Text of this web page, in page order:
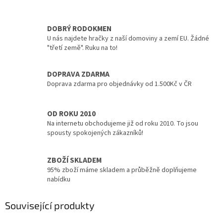
DOBRÝ RODOKMEN
U nás najdete hračky z naší domoviny a zemí EU. Žádné
"třetí země". Ruku na to!
DOPRAVA ZDARMA
Doprava zdarma pro objednávky od 1.500Kč v ČR
OD ROKU 2010
Na internetu obchodujeme již od roku 2010. To jsou
spousty spokojených zákazníků!
ZBOŽÍ SKLADEM
95% zboží máme skladem a průběžně doplňujeme
nabídku
Související produkty